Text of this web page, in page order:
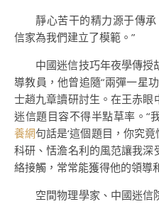
靜心苦干的精力源于傳承
信家為我們建立了模範。”
中國迷信技巧年夜學傳
導教員，他曾追隨“兩彈一星
士趙九章讀研討生。在王赤
迷信題目容不得半點草率。“
養網句話是‘這個題目，你究
科研、恬澹名利的風范讓我
絡接觸，常常能獲得他的領導
空間物理學家、中國迷